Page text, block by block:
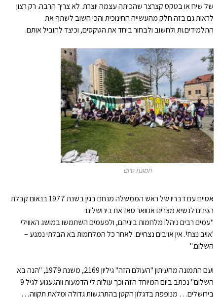
של שיח או בטקס קצרצר שהכיתה עצמה יוצרת. לא צריך הרבה. רק רצון
לראות גם בזה חלק מהעשייה החינוכית והכי חשוב לשתף את
התלמידים.ות ולחשוב ולבחור ביחד את הטקסים, וכיצד להוביל אותם.
תמונת סיום
אסיים עם דבריו של ראש הממשלה מנחם בגין בשנת 1977 בנאום קבלת
הפנים לנשיא מצרים אנוואר סאדאת בירושלים:
"עמים רבים ניהלו מלחמות ביניהם, ולפעמים השתמשו במושג האווילי
'אויב נצחי'. אין אויבים נצחיים. לאחר כל המלחמות בא הבלתי נמנע –
השלום."
ועם התמונה מהעיתון "העולם הזה" גיליון 2169, משנת 1979, "הנה בא
השלום" נכתב ביום המיוחד הזה וכך עולות לי הדמעות ווהגעגוע לגיל 9
בירושלים… מנופפת בדגלון הקטן בהתרגשות גדולה ומלאת תקווה…